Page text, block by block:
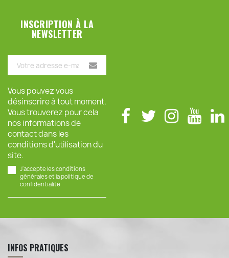
INSCRIPTION À LA
NEWSLETTER
Vous pouvez vous
désinscrire à tout moment.
Vous trouverez pour cela
nos informations de
contact dans les
conditions d'utilisation du
site.
J'accepte les conditions
générales et la politique de
confidentialité
INFOS PRATIQUES